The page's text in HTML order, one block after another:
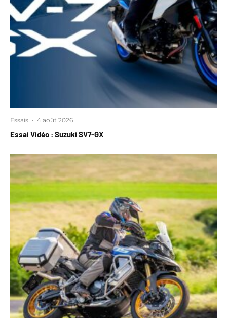
Essais · 4 août 2026
Essai Vidéo : Suzuki SV7-GX